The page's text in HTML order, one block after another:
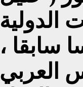
الدولية
سابقا ،
العربي